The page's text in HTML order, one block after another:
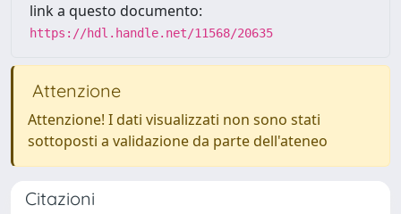
link a questo documento:
https://hdl.handle.net/11568/20635
Attenzione
Attenzione! I dati visualizzati non sono stati
sottoposti a validazione da parte dell'ateneo
Citazioni